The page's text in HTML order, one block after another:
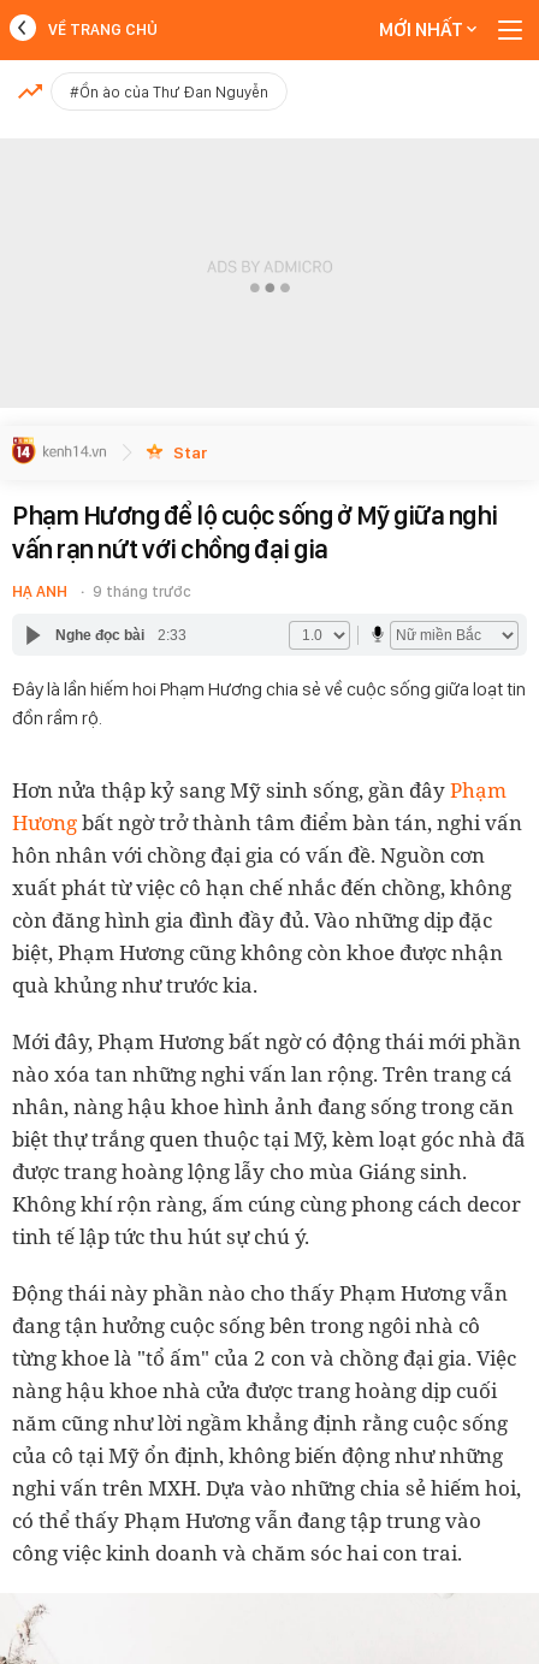
MỚI NHẤT
VỀ TRANG CHỦ MỚI NHẤT
#Ồn ào của Thư Đan Nguyễn
Star
Phạm Hương để lộ cuộc sống ở Mỹ giữa nghi
vấn rạn nứt với chồng đại gia
HẠ ANH 9 tháng trước
Nghe đọc bài 2:33
Đây là lần hiếm hoi Phạm Hương chia sẻ về cuộc sống giữa loạt tin
đồn rầm rộ.
Hơn nửa thập kỷ sang Mỹ sinh sống, gần đâyPhạm
Hươngbất ngờ trở thành tâm điểm bàn tán, nghi vấn
hôn nhân với chồng đại gia có vấn đề. Nguồn cơn
xuất phát từ việc cô hạn chế nhắc đến chồng, không
còn đăng hình gia đình đầy đủ. Vào những dịp đặc
biệt, Phạm Hương cũng không còn khoe được nhận
quà khủng như trước kia.
Mới đây, Phạm Hương bất ngờ có động thái mới phần
nào xóa tan những nghi vấn lan rộng. Trên trang cá
nhân, nàng hậu khoe hình ảnh đang sống trong căn
biệt thự trắng quen thuộc tại Mỹ, kèm loạt góc nhà đã
được trang hoàng lộng lẫy cho mùa Giáng sinh.
Không khí rộn ràng, ấm cúng cùng phong cách decor
tinh tế lập tức thu hút sự chú ý.
Động thái này phần nào cho thấy Phạm Hương vẫn
đang tận hưởng cuộc sống bên trong ngôi nhà cô
từng khoe là "tổ ấm" của 2 con và chồng đại gia. Việc
nàng hậu khoe nhà cửa được trang hoàng dịp cuối
năm cũng như lời ngầm khẳng định rằng cuộc sống
của cô tại Mỹ ổn định, không biến động như những
nghi vấn trên MXH. Dựa vào những chia sẻ hiếm hoi,
có thể thấy Phạm Hương vẫn đang tập trung vào
công việc kinh doanh và chăm sóc hai con trai.